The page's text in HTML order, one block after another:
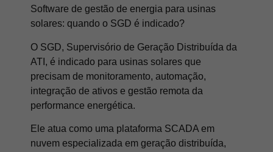
Software de gestão de energia para usinas
solares: quando o SGD é indicado?
O SGD, Supervisório de Geração Distribuída da
ATI, é indicado para usinas solares que
precisam de monitoramento, automação,
integração de ativos e gestão remota da
performance energética.
Ele atua como uma plataforma SCADA em
nuvem especializada em geração distribuída,